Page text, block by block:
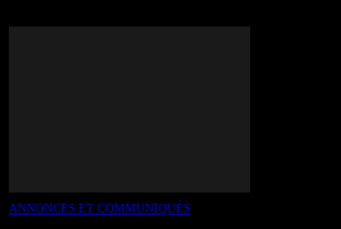
ANNONCES ET COMMUNIQUÉS